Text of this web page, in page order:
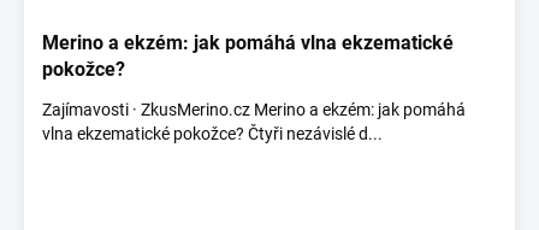
Merino a ekzém: jak pomáhá vlna ekzematické
pokožce?
Zajímavosti · ZkusMerino.cz Merino a ekzém: jak pomáhá
vlna ekzematické pokožce? Čtyři nezávislé d...